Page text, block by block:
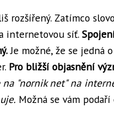
Zatímco
internetovou síť.
Je možné, že se jedná
Pro bližší objasnění
na "nornik net" na
Možná se vám